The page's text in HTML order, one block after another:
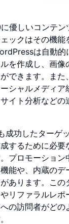
優しいコンテ
ックはその機能
は自動的
を作成し、画
できます。また
シャルメディア
イト分析などの
成功したターゲ
するために必要
プロモーション
能や、内蔵のデ
あります。この
リファラルレポ
の訪問者がどの